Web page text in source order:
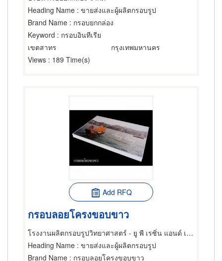
Heading Name : ขายส่งและผู้ผลิตกรอบรูป
Brand Name : กรอบยกกล่อง
Keyword : กรอบอินทีเรีย
เขตสาทร
กรุงเทพมหานคร
Views : 189 Time(s)
Add RFQ
กรอบลอยโครงขอบขาว
โรงงานผลิตกรอบรูปวิทยาศาสตร์ - ยู พี เรซิ่น แอนด์ เคมีคอล
Heading Name : ขายส่งและผู้ผลิตกรอบรูป
Brand Name : กรอบลอยโครงขอบขาว